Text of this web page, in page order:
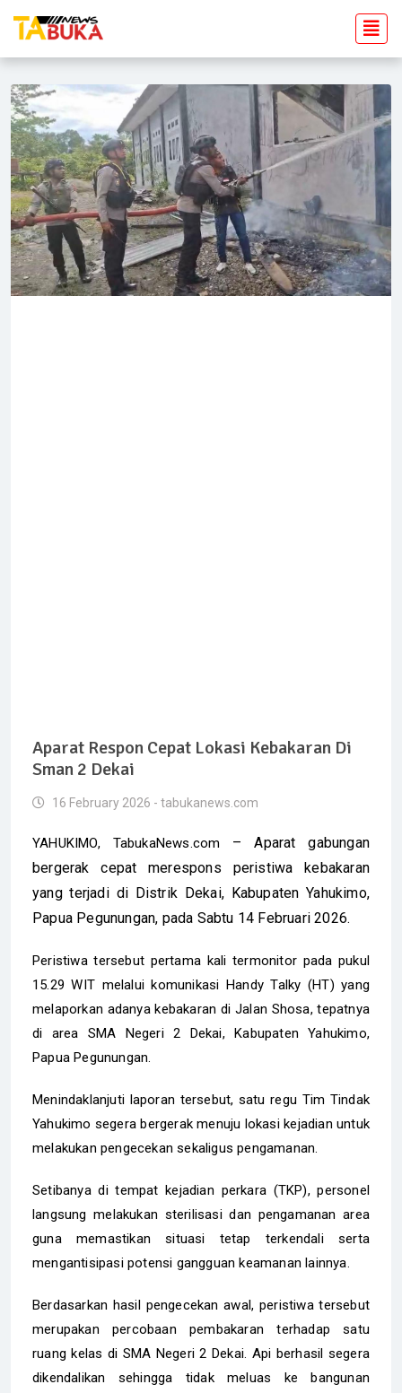
Aparat Respon Cepat Lokasi Kebakaran Di
Sman 2 Dekai
16 February 2026 - tabukanews.com
YAHUKIMO, TabukaNews.com – Aparat gabungan
bergerak cepat merespons peristiwa kebakaran
yang terjadi di Distrik Dekai, Kabupaten Yahukimo,
Papua Pegunungan, pada Sabtu 14 Februari 2026.
Peristiwa tersebut pertama kali termonitor pada pukul
15.29 WIT melalui komunikasi Handy Talky (HT) yang
melaporkan adanya kebakaran di Jalan Shosa, tepatnya
di area SMA Negeri 2 Dekai, Kabupaten Yahukimo,
Papua Pegunungan.
Menindaklanjuti laporan tersebut, satu regu Tim Tindak
Yahukimo segera bergerak menuju lokasi kejadian untuk
melakukan pengecekan sekaligus pengamanan.
Setibanya di tempat kejadian perkara (TKP), personel
langsung melakukan sterilisasi dan pengamanan area
guna memastikan situasi tetap terkendali serta
mengantisipasi potensi gangguan keamanan lainnya.
Berdasarkan hasil pengecekan awal, peristiwa tersebut
merupakan percobaan pembakaran terhadap satu
ruang kelas di SMA Negeri 2 Dekai. Api berhasil segera
dikendalikan sehingga tidak meluas ke bangunan